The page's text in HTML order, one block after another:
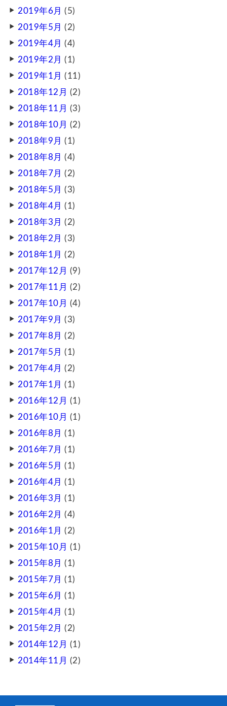
2019年6月 (5)
2019年5月 (2)
2019年4月 (4)
2019年2月 (1)
2019年1月 (11)
2018年12月 (2)
2018年11月 (3)
2018年10月 (2)
2018年9月 (1)
2018年8月 (4)
2018年7月 (2)
2018年5月 (3)
2018年4月 (1)
2018年3月 (2)
2018年2月 (3)
2018年1月 (2)
2017年12月 (9)
2017年11月 (2)
2017年10月 (4)
2017年9月 (3)
2017年8月 (2)
2017年5月 (1)
2017年4月 (2)
2017年1月 (1)
2016年12月 (1)
2016年10月 (1)
2016年8月 (1)
2016年7月 (1)
2016年5月 (1)
2016年4月 (1)
2016年3月 (1)
2016年2月 (4)
2016年1月 (2)
2015年10月 (1)
2015年8月 (1)
2015年7月 (1)
2015年6月 (1)
2015年4月 (1)
2015年2月 (2)
2014年12月 (1)
2014年11月 (2)